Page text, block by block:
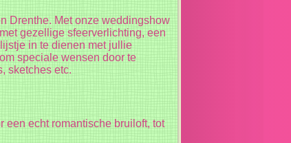
Drenthe. Met onze weddingshow
gezellige sfeerverlichting, een
in te dienen met jullie
speciale wensen door te
sketches etc.
een echt romantische bruiloft, tot